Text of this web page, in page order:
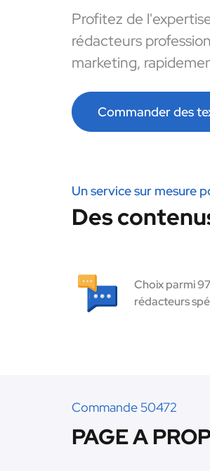
Profitez de
rédacteurs
marketing,
Commander des
Un service sur mesure
Des
Choix parmi
rédacteurs
Commande 50472
PAGE A